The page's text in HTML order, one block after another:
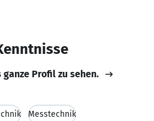
ganze Profil zu sehen.
Messtechnik